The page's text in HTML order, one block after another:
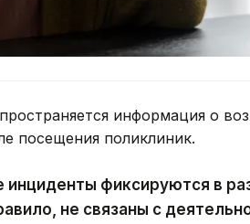
информация о
посещения поликлиник.
фиксируются в
не связаны с